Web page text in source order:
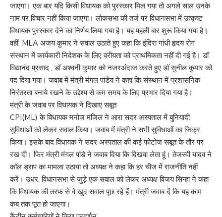
जाएगा। एक बार यदि किसी विधायक को पुरस्कार मिल गया तो अगले साल उनके
नाम पर विचार नहीं किया जाएगा। लोकसभा की तर्ज पर विधानसभा में उत्कृष्ट
विधायक पुरस्कार देने का निर्णय लिया गया है। यह पहली बार शुरू किया गया है।
वहीं, MLA अजय कुमार ने सवाल उठाते हुए कहा कि इंदिरा गांधी हृदय रोग
संस्थान में कार्यकारी निदेशक के लिए वरीयता को प्राथमिकता नहीं दी गई है। डॉ
विद्यानंद प्रसाद , डॉ अश्वनी कुमार को नजरअंदाज करते हुए डॉ सुनील कुमार को
पद दिया गया। जवाब में मंत्री मंगल पांडेय ने कहा कि संस्थान में प्रशासनिक
निरंतरता बनाये रखने के उद्देश्य से कम समय के लिए प्रभार दिया गया है।
मंत्री के जवाब पर विधायक ने दिखाए सबूत
CPI(ML) के विधायक मनोज मंजिल ने आरा सदर अस्पताल में बुनियादी
सुविधाओं को लेकर सवाल किया। जवाब में मंत्री ने सभी सुविधाओं का जिक्र
किया। इसके बाद विधायक ने सदर अस्पताल की कई फोटोज सबूत के तौर पर
रख दी। फिर मंत्री मंगल पांडे ने जवाब दिया कि दिखवा लेता हूं। तेजस्वी यादव ने
कॉल ड्राप का मामला उठाया तो अध्यक्ष ने कहा कि हर चीज में राजनीति नहीं
करें। उधर, विधानसभा से जुड़े एक सवाल को लेकर अध्यक्ष विजय सिन्हा ने कहा
कि विधायक की तरफ से वे खुद सवाल पूछ रहे हैं। मंत्री जवाब दें कि यह काम
कब तक पूरा हो जाएगा।